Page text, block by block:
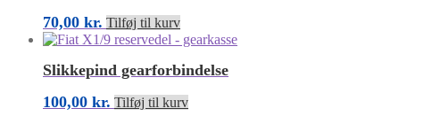
70,00 kr. Tilføj til kurv
Slikkepind gearforbindelse
100,00 kr. Tilføj til kurv